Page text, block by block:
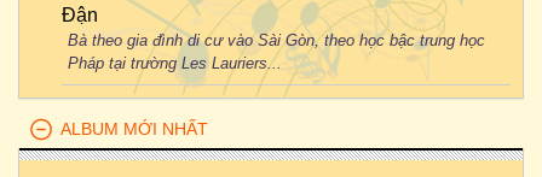
Đận
Bà theo gia đình di cư vào Sài Gòn, theo học bậc trung học
Pháp tại trường Les Lauriers...
ALBUM MỚI NHẤT